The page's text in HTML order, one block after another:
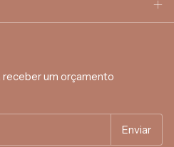
um orçamento